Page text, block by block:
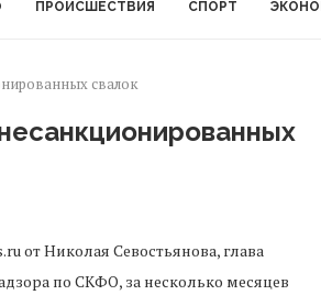
ПРОИСШЕСТВИЯ СПОРТ
свалок
от Николая Севостьянова, глава
по СКФО, за несколько месяцев